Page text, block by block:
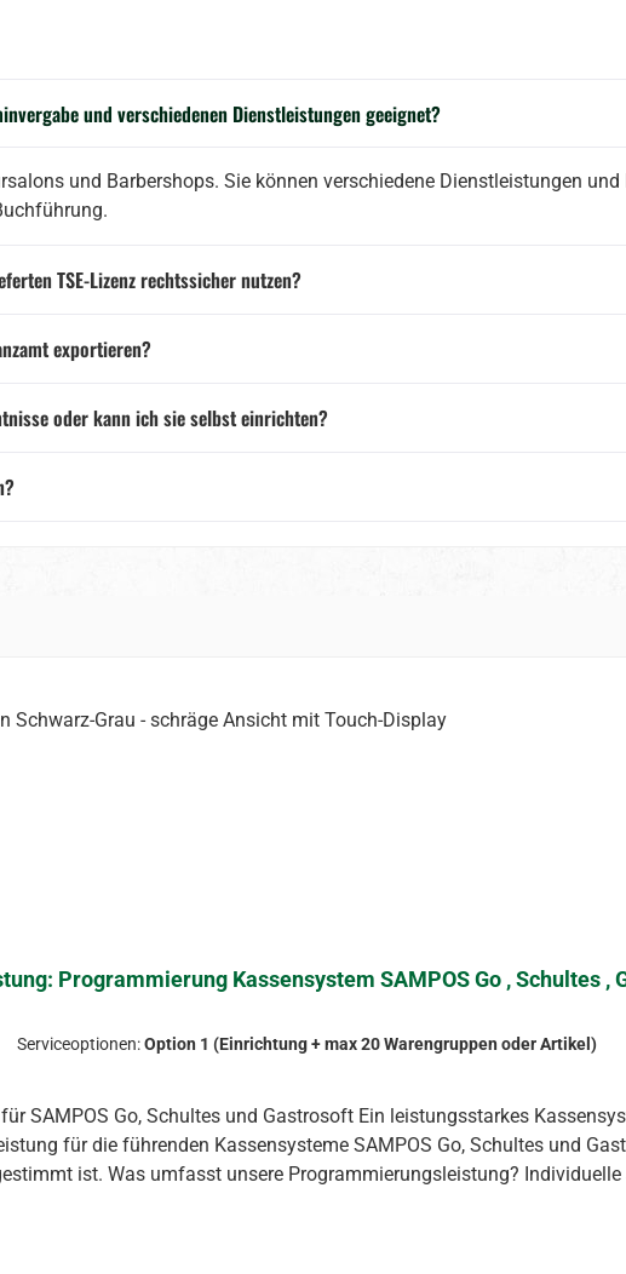
und verschiedenen Dienstleistungen geeignet?
und Barbershops. Sie können verschiedene Dienstleistungen
TSE-Lizenz rechtssicher nutzen?
exportieren?
oder kann ich sie selbst einrichten?
Programmierung Kassensystem SAMPOS Go , Schultes ,
Serviceoptionen:Option 1 (Einrichtung + max 20 Warengruppen oder Artikel)
leistungsstarkes Kassensystem ist nur so gut wie seine Konfiguration. Mit
für die führenden Kassensysteme SAMPOS Go, Schultes und
Anpassung aller relevanten